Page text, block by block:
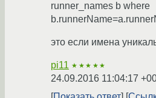
runner_names b where
это если имена
pi11 ★★★★★
24.09.2016 11:04:17